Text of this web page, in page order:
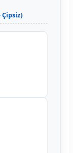
Çipsiz)